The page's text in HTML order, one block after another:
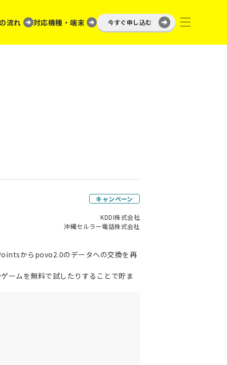
流れ 対応機種・端末 今すぐ申し込む
キャンペーン
KDDI株式会社
沖縄セルラー電話株式会社
からpovo2.0のデータへの交換を再
ームを無料で試したりすることで貯ま